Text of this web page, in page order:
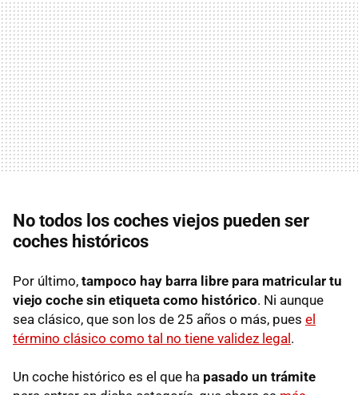
No todos los coches viejos pueden ser
coches históricos
Por último, tampoco hay barra libre para matricular tu
viejo coche sin etiqueta como histórico. Ni aunque
sea clásico, que son los de 25 años o más, pues el
término clásico como tal no tiene validez legal.
Un coche histórico es el que ha pasado un trámite